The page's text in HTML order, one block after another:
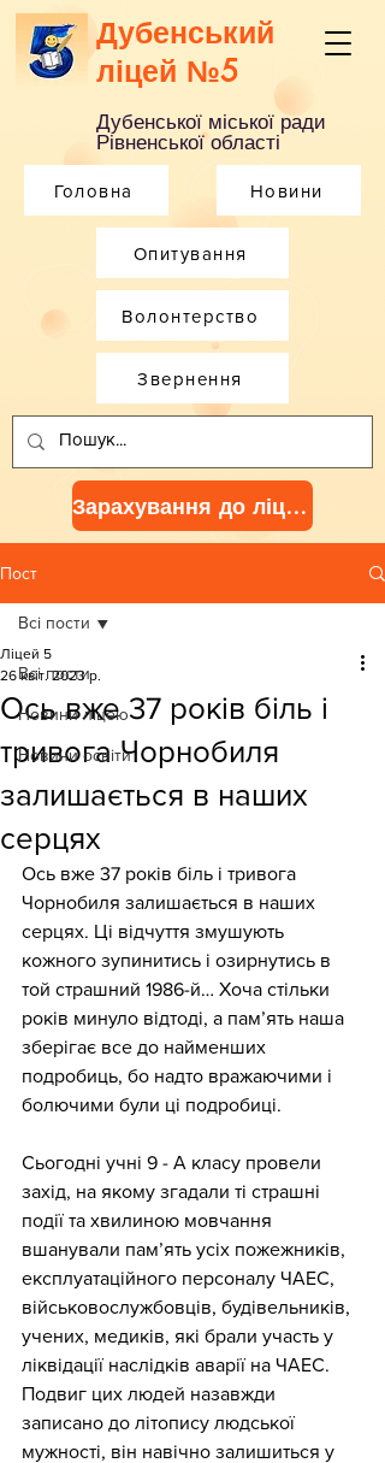
Дубенський
ліцей №5
Дубенської міської ради
Рівненської області
Головна Новини
Опитування
Зарахування до ліцею
Волонтерство
Звернення
Пост
Всі пости
Новини ліцею
Новини освіти
Всі пости
Ось вже 37 років біль і
тривога Чорнобиля
залишається в наших
серцях
Ліцей 5
26 квіт. 2023 р.
Ось вже 37 років біль і тривога
Чорнобиля залишається в наших
серцях. Ці відчуття змушують
кожного зупинитись і озирнутись в
той страшний 1986-й… Хоча стільки
років минуло відтоді, а пам’ять наша
зберігає все до найменших
подробиць, бо надто вражаючими і
болючими були ці подробиці.
Сьогодні учні 9 - А класу провели
захід, на якому згадали ті страшні
події та хвилиною мовчання
вшанували пам’ять усіх пожежників,
експлуатаційного персоналу ЧАЕС,
військовослужбовців, будівельників,
учених, медиків, які брали участь у
ліквідації наслідків аварії на ЧАЕС.
Подвиг цих людей назавжди
записано до літопису людської
мужності, він навічно залишиться у